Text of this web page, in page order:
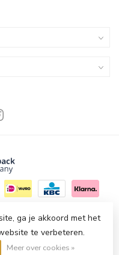
- Powered byLightspeed
Dyvelopment
ga je akkoord met het
te verbeteren.
Meer over cookies »